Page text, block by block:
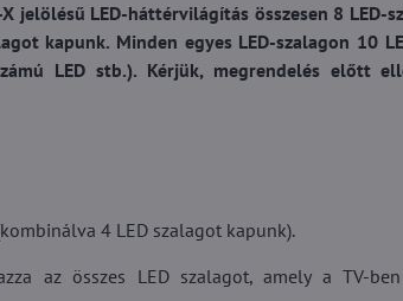
X jelölésű LED-háttérvilágítás összesen 8
kapunk. Minden egyes LED-szalagon 10
LED stb.). Kérjük, megrendelés előtt
4 LED szalagot kapunk).
az összes LED szalagot, amely a TV-